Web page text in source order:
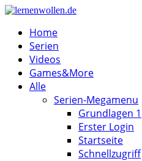
Home
Serien
Videos
Games&More
Alle
Serien-Megamenu
Grundlagen 1
Erster Login
Startseite
Schnellzugriff